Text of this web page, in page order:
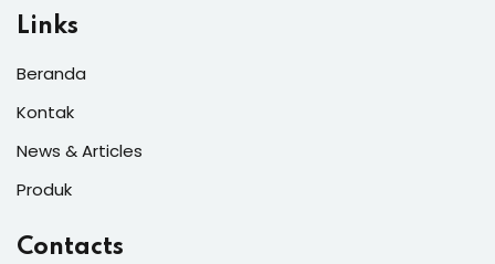
Links
Beranda
Kontak
News & Articles
Produk
Contacts